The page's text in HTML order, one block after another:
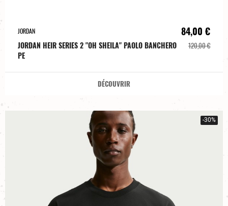
JORDAN
JORDAN HEIR SERIES 2 "OH SHEILA" PAOLO BANCHERO
PE
84,00 €
120,00 €
DÉCOUVRIR
-30%